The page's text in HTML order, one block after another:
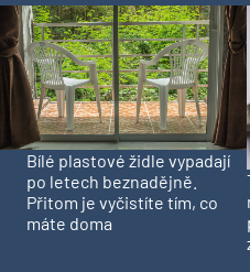
Bílé plastové židle vypadají
po letech beznadějně.
Přitom je vyčistíte tím, co
máte doma